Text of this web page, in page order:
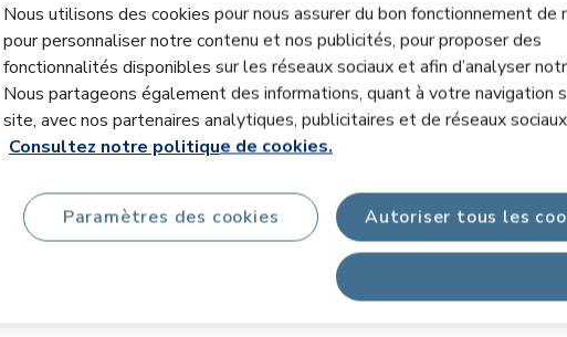
Nous utilisons des cookies pour nous assurer du bon fonctionnement de
pour personnaliser notre contenu et nos publicités, pour proposer des
fonctionnalités disponibles sur les réseaux sociaux et afin d’analyser
Nous partageons également des informations, quant à votre navigation
site, avec nos partenaires analytiques, publicitaires et de réseaux
Consultez notre politique de cookies.
Autoriser tous les
Paramètres des cookies
Informations sur le produit
Fonctionnalités Sécurité du produit & Téléchargements FAQ